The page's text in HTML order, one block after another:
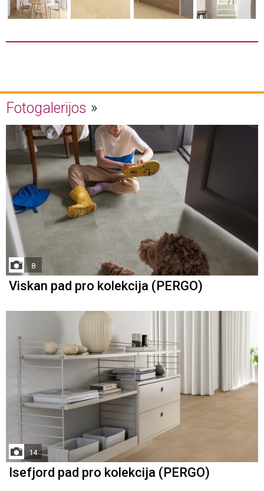
Fotogalerijos
8
Viskan pad pro kolekcija (PERGO)
14
Isefjord pad pro kolekcija (PERGO)